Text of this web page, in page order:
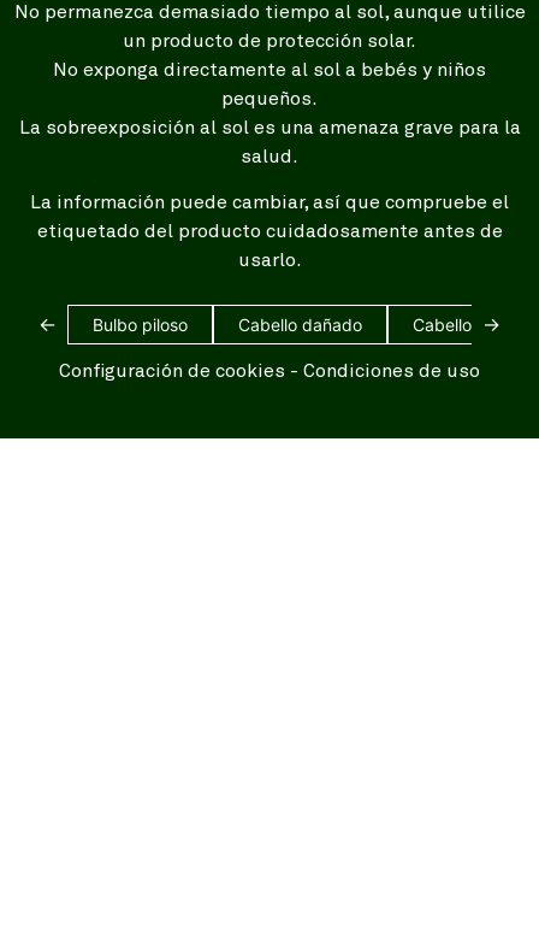
No permanezca demasiado tiempo al sol, aunque utilice
un producto de protección solar.
No exponga directamente al sol a bebés y niños
pequeños.
La sobreexposición al sol es una amenaza grave para la
salud.
La información puede cambiar, así que compruebe el
etiquetado del producto cuidadosamente antes de
usarlo.
← Bulbo piloso Cabello dañado Cabello blanco
→
Configuración de cookies - Condiciones de uso